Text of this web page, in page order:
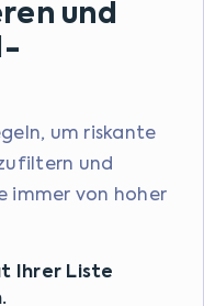
und
um riskante
und
immer von hoher
Ihrer Liste